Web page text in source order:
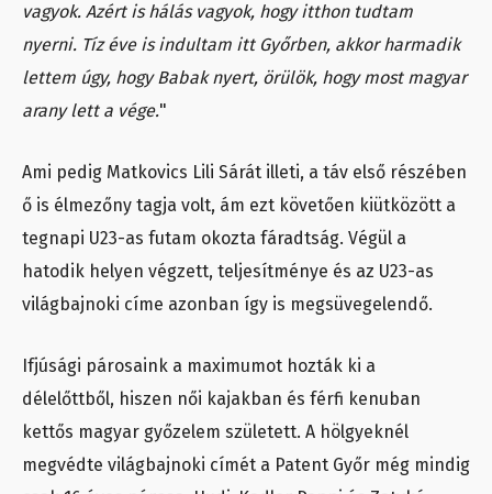
vagyok. Azért is hálás vagyok, hogy itthon tudtam
nyerni. Tíz éve is indultam itt Győrben, akkor harmadik
lettem úgy, hogy Babak nyert, örülök, hogy most magyar
arany lett a vége."
Ami pedig Matkovics Lili Sárát illeti, a táv első részében
ő is élmezőny tagja volt, ám ezt követően kiütközött a
tegnapi U23-as futam okozta fáradtság. Végül a
hatodik helyen végzett, teljesítménye és az U23-as
világbajnoki címe azonban így is megsüvegelendő.
Ifjúsági párosaink a maximumot hozták ki a
délelőttből, hiszen női kajakban és férfi kenuban
kettős magyar győzelem született. A hölgyeknél
megvédte világbajnoki címét a Patent Győr még mindig